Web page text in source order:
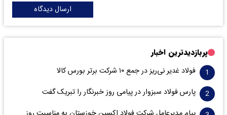
ارسال دیدگاه
پربازدیدترین اخبار
فولاد غدیر نی‌ریز در جمع ۱۰ شرکت برتر بورس کالا
پارس فولاد سبزوار در پیامی روز خبرنگار را تبریک گفت